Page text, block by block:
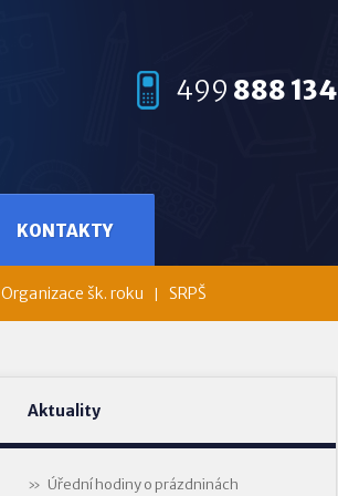
499 888 134
Organizace šk. roku SRPŠ
KONTAKTY
Aktuality
Úřední hodiny o prázdninách